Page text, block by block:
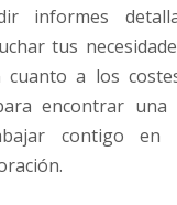
informes
tus
cuanto a los
encontrar una
contigo en